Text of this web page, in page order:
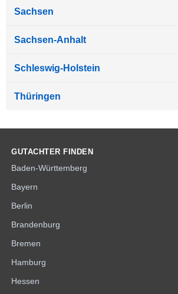
Sachsen
Sachsen-Anhalt
Schleswig-Holstein
Thüringen
GUTACHTER FINDEN
Baden-Württemberg
Bayern
Berlin
Brandenburg
Bremen
Hamburg
Hessen